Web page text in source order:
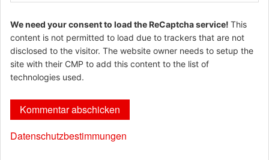
We need your consent to load the ReCaptcha service! This
content is not permitted to load due to trackers that are not
disclosed to the visitor. The website owner needs to setup the
site with their CMP to add this content to the list of
technologies used.
Datenschutzbestimmungen